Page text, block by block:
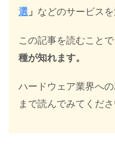
選 」 などのサービスを
この記事を読むこと
種が知れます。
ハードウェア業界へ
まで読んでみてくださ